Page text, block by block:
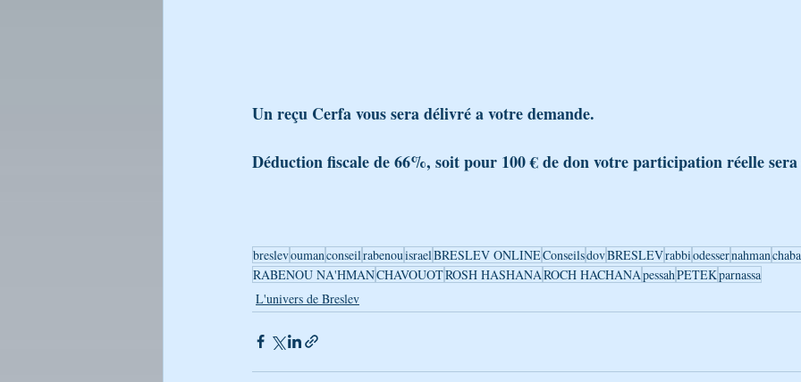
Un reçu Cerfa vous sera délivré a votre demande.
Déduction fiscale de 66%, soit pour 100 € de don votre participation réelle sera
breslevoumanconseilrabenouisraelBRESLEV ONLINEConseilsdovBRESLEVrabbiodessernahman
RABENOU NA'HMANCHAVOUOTROSH HASHANAROCH HACHANApessahPETEKparnassa
L'univers de Breslev